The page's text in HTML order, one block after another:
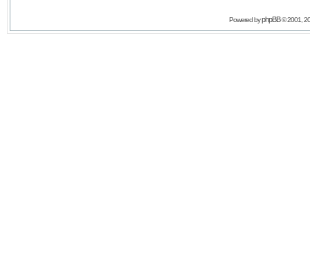
Powered byphpBB© 2001,